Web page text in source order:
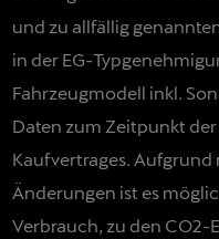
und zu allfällig
in der EG-
Fahrzeugmodell inkl.
Daten zum Zeitpunkt
Kaufvertrages.
Änderungen ist es
Verbrauch, zu den CO2-